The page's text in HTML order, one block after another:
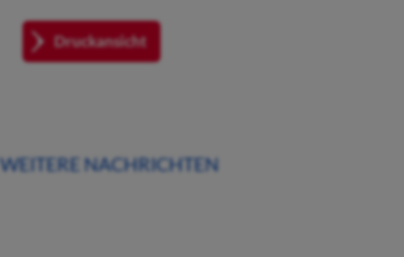
Druckansicht
WEITERE NACHRICHTEN